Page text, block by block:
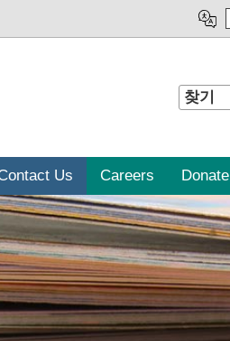
찾
Us Careers Donate